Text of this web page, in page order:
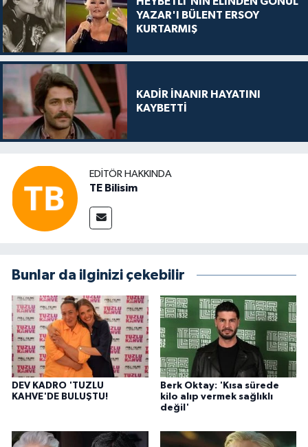
YAZAR'I BÜLENT ERSOY
KURTARMIŞ
KADİR İNANIR HAYATINI
KAYBETTİ
EDITÖR HAKKINDA
TE Bilisim
Bunlar da ilginizi çekebilir
DEV KADRO 'TUZLU
KAHVE'DE BULUŞTU!
Berk Oktay: 'Kısa sürede
kilo alıp vermek sağlıklı
değil'